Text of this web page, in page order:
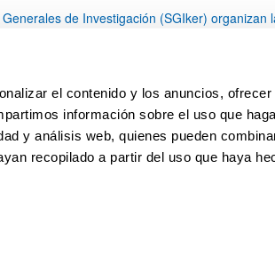
el contenido y los anuncios, ofrecer
información sobre el uso que
y análisis web, quienes pueden
recopilado a partir del uso que haya
de Investigación (SGIker) organizan
dos variedades de lúpulo silvestre
Página
2 Página
3 ...
Páginas intermedias Use TAB
Página
79